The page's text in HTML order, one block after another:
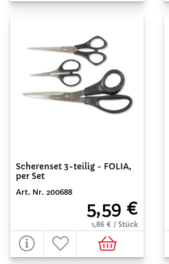
Scherenset 3-teilig - FOLIA,
per Set
Art. Nr. 200688
5,59 €
1,86 € / Stück